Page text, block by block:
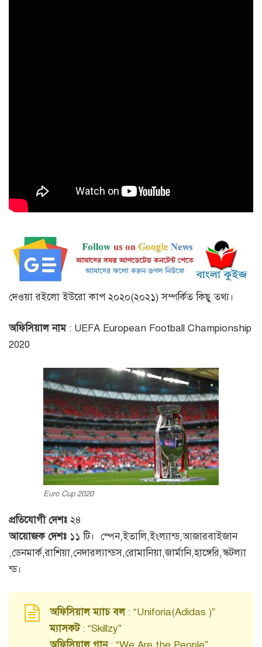
দেওয়া রইলো ইউরো কাপ ২০২০(২০২১) সম্পর্কিত কিছু তথ্য।
অফিসিয়াল নাম: UEFA European Football Championship
2020
Euro Cup 2020
প্রতিযোগী দেশঃ ২৪
আয়োজক দেশঃ ১১ টি। স্পেন,ইতালি,ইংল্যান্ড,আজারবাইজান
,ডেনমার্ক,রাশিয়া,নেদারল্যান্ডস,রোমানিয়া,জার্মানি,হাঙ্গেরি,স্কটল্যা
ন্ড।
অফিসিয়াল ম্যাচ বল: “Uniforia(Adidas )”
ম্যাসকট: “Skillzy”